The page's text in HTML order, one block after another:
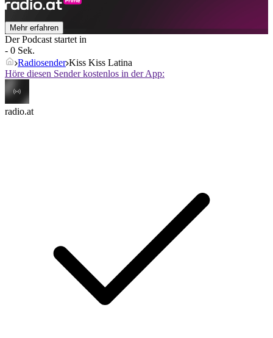
Mehr erfahren
Der Podcast startet in
- 0 Sek.
Radiosender Kiss Kiss Latina
Höre diesen Sender kostenlos in der App:
radio.at